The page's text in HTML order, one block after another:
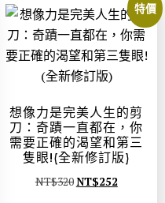
特價
想像力是完美人生的剪
刀：奇蹟一直都在，你
需要正確的渴望和第三
隻眼!(全新修訂版)
NT$320 NT$252